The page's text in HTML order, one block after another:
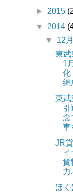
► 2015
▼ 2014
▼ 12月
東
1
化
編
東
引
念
車
JR
イ
貨
力
ほ